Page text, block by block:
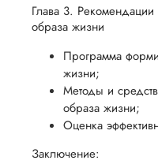
Глава 3.
образа жизни
Программа
жизни;
Методы и
образа жизни;
Оценка
Заключение: